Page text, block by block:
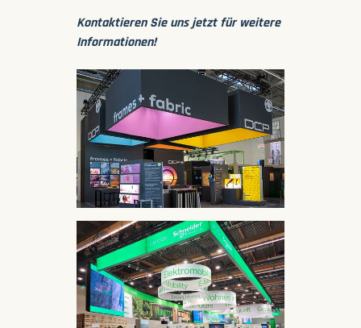
Kontaktieren Sie uns jetzt für weitere
Informationen!